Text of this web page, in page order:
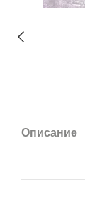
Описание